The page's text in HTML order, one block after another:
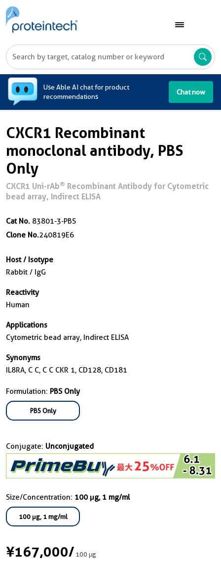
Use Able AI chat for product
recommendations
Chat now
CXCR1 Recombinant
monoclonal antibody, PBS
Only
CXCR1 Uni-rAb® Recombinant Antibody for Cytometric
bead array, Indirect ELISA
Cat No. 83801-3-PBS
Clone No.240819E6
Host / Isotype
Rabbit / IgG
Reactivity
Human
Applications
Cytometric bead array, Indirect ELISA
Synonyms
IL8RA, C C, C C CKR 1, CD128, CD181
Formulation: PBS Only
PBS Only
Conjugate: Unconjugated
Size/Concentration: 100 μg, 1 mg/ml
100 μg, 1 mg/ml
¥167,000/100 μg